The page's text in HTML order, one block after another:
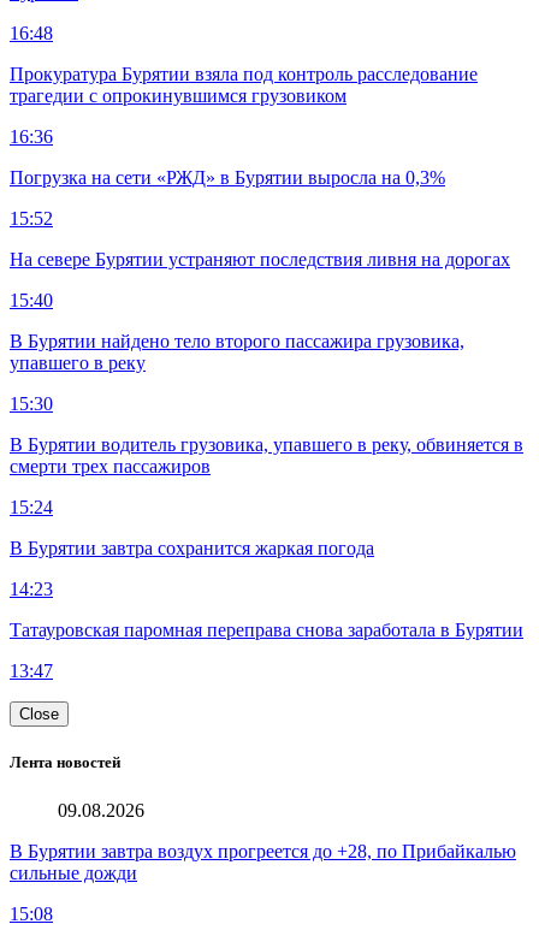
16:48
Прокуратура Бурятии взяла под контроль расследование
трагедии с опрокинувшимся грузовиком
16:36
Погрузка на сети «РЖД» в Бурятии выросла на 0,3%
15:52
На севере Бурятии устраняют последствия ливня на дорогах
15:40
В Бурятии найдено тело второго пассажира грузовика,
упавшего в реку
15:30
В Бурятии водитель грузовика, упавшего в реку, обвиняется в
смерти трех пассажиров
15:24
В Бурятии завтра сохранится жаркая погода
14:23
Татауровская паромная переправа снова заработала в Бурятии
13:47
Close
Лента новостей
09.08.2026
В Бурятии завтра воздух прогреется до +28, по Прибайкалью
сильные дожди
15:08